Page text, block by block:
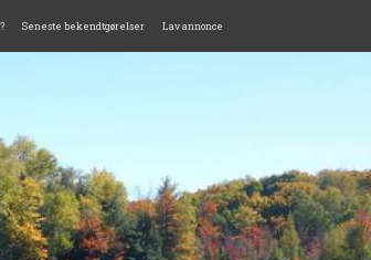
Seneste bekendtgørelser Lav annonce